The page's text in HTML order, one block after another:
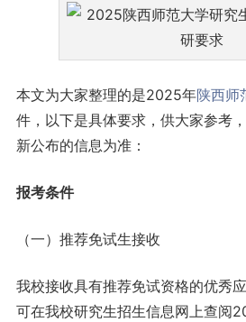
本文为大家整理的是2025年陕西师
件，以下是具体要求，供大家参考
新公布的信息为准：
报考条件
（一）推荐免试生接收
我校接收具有推荐免试资格的优秀
可在我校研究生招生信息网上查阅